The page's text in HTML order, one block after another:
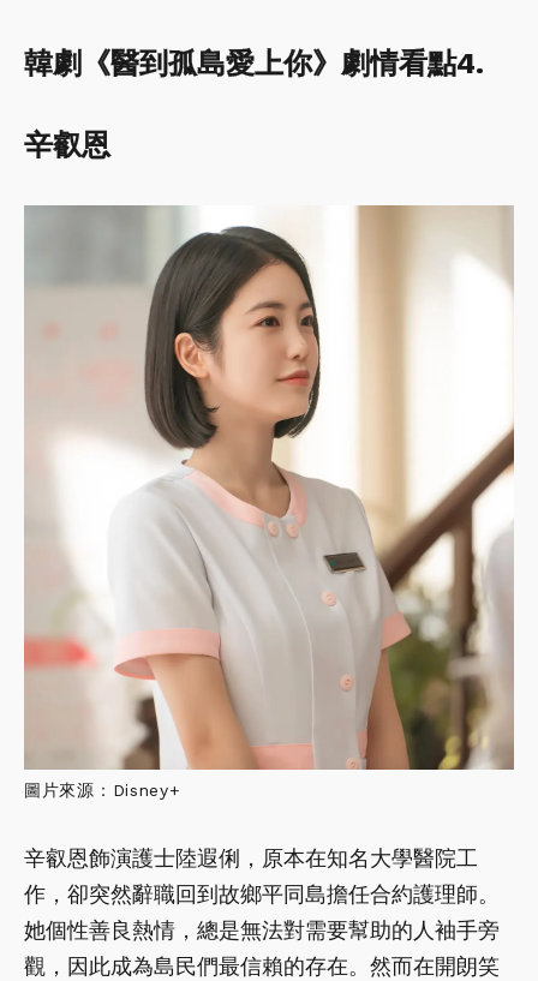
韓劇《醫到孤島愛上你》劇情看點4.
辛叡恩
圖片來源：Disney+
辛叡恩飾演護士陸遐俐，原本在知名大學醫院工
作，卻突然辭職回到故鄉平同島擔任合約護理師。
她個性善良熱情，總是無法對需要幫助的人袖手旁
觀，因此成為島民們最信賴的存在。然而在開朗笑